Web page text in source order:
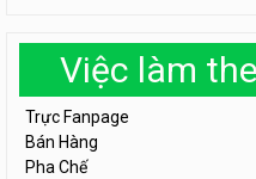
Việc làm
Trực Fanpage
Bán Hàng
Pha Chế